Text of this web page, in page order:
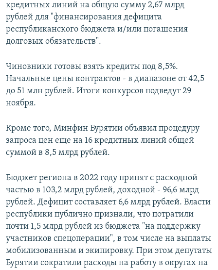
кредитных линий на общую сумму 2,67 млрд
рублей для "финансирования дефицита
республиканского бюджета и/или погашения
долговых обязательств".
Чиновники готовы взять кредиты под 8,5%.
Начальные цены контрактов - в диапазоне от 42,5
до 51 млн рублей. Итоги конкурсов подведут 29
ноября.
Кроме того, Минфин Бурятии объявил процедуру
запроса цен еще на 16 кредитных линий общей
суммой в 8,5 млрд рублей.
Бюджет региона в 2022 году принят с расходной
частью в 103,2 млрд рублей, доходной - 96,6 млрд
рублей. Дефицит составляет 6,6 млрд рублей. Власти
республики публично признали, что потратили
почти 1,5 млрд рублей из бюджета "на поддержку
участников спецоперации", в том числе на выплаты
мобилизованным и экипировку. При этом депутаты
Бурятии сократили расходы на работу в округах на